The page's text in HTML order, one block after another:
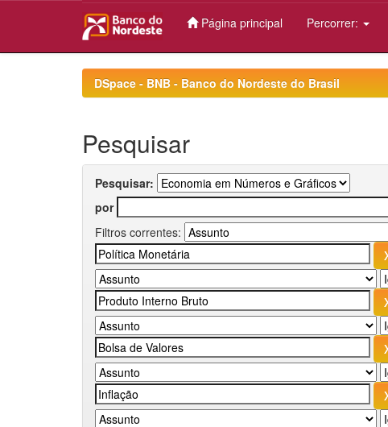
Página principal Percorrer:
DSpace - BNB - Banco do Nordeste do Brasil
Pesquisar
Pesquisar:
por
Filtros correntes: